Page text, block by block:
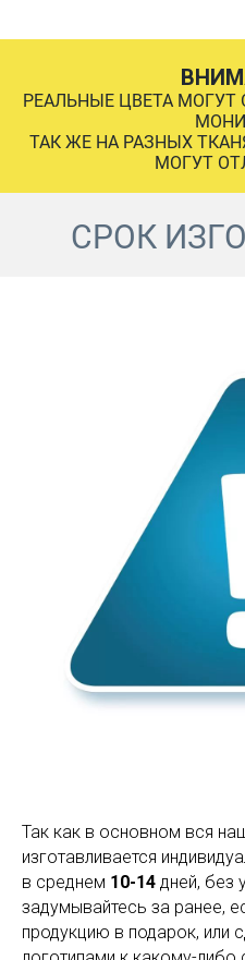
РЕАЛЬНЫЕ ЦВЕТА МОГУТ
ТАК ЖЕ НА РАЗНЫХ
МОГУТ
СРОК
Так как в основном вся
изготавливается
в среднем 10-14 дней, без
задумывайтесь за ранее,
продукцию в подарок, или